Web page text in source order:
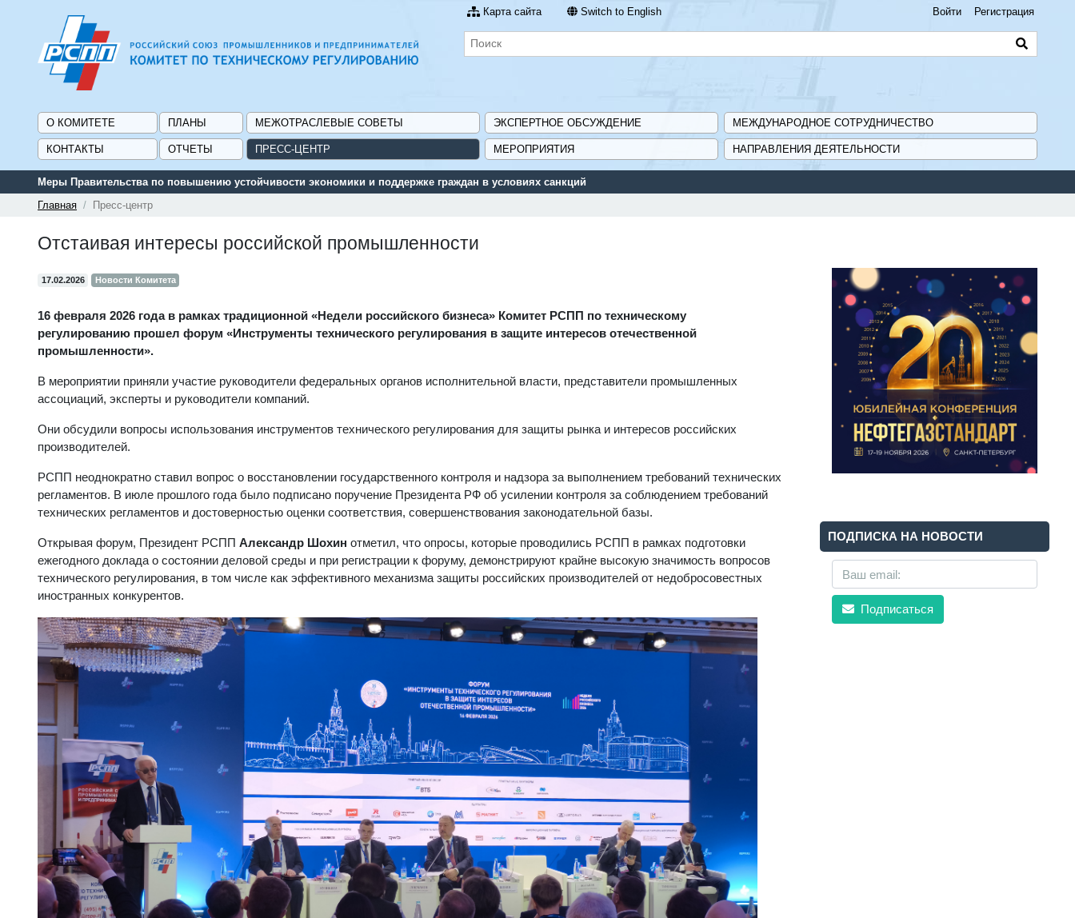
Карта сайта Switch to English Войти Регистрация
О КОМИТЕТЕ ПЛАНЫ МЕЖОТРАСЛЕВЫЕ СОВЕТЫ ЭКСПЕРТНОЕ ОБСУЖДЕНИЕ МЕЖДУНАРОДНОЕ СОТРУДНИЧЕСТВО
КОНТАКТЫ ОТЧЕТЫ ПРЕСС-ЦЕНТР МЕРОПРИЯТИЯ НАПРАВЛЕНИЯ ДЕЯТЕЛЬНОСТИ
Сервис поиска и подбора субсидий и мер государственной поддержки для предприятий - «Навигатор мер поддержки ГИСП».
Главная
Пресс-центр
Отстаивая интересы российской промышленности
17.02.2026 Новости Комитета
16 февраля 2026 года в рамках традиционной «Недели российского бизнеса» Комитет РСПП по техническому
регулированию прошел форум «Инструменты технического регулирования в защите интересов отечественной
промышленности».
В мероприятии приняли участие руководители федеральных органов исполнительной власти, представители промышленных
ассоциаций, эксперты и руководители компаний.
Они обсудили вопросы использования инструментов технического регулирования для защиты рынка и интересов российских
производителей.
РСПП неоднократно ставил вопрос о восстановлении государственного контроля и надзора за выполнением требований технических
регламентов. В июле прошлого года было подписано поручение Президента РФ об усилении контроля за соблюдением требований
технических регламентов и достоверностью оценки соответствия, совершенствования законодательной базы.
Открывая форум, Президент РСПП Александр Шохин отметил, что опросы, которые проводились РСПП в рамках подготовки
ежегодного доклада о состоянии деловой среды и при регистрации к форуму, демонстрируют крайне высокую значимость вопросов
технического регулирования, в том числе как эффективного механизма защиты российских производителей от недобросовестных
иностранных конкурентов.
ПОДПИСКА НА НОВОСТИ
Подписаться